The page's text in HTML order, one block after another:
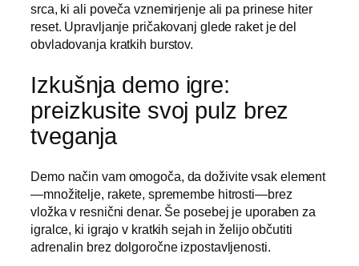
srca, ki ali poveča vznemirjenje ali pa prinese hiter
reset. Upravljanje pričakovanj glede raket je del
obvladovanja kratkih burstov.
Izkušnja demo igre:
preizkusite svoj pulz brez
tveganja
Demo način vam omogoča, da doživite vsak element
—množitelje, rakete, spremembe hitrosti—brez
vložka v resnični denar. Še posebej je uporaben za
igralce, ki igrajo v kratkih sejah in želijo občutiti
adrenalin brez dolgoročne izpostavljenosti.